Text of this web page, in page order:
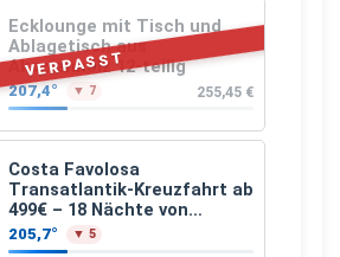
VERPASST
Ecklounge mit Tisch und
Ablagetisch aus
Akazienholz 12-teilig
207,4° ▼ 7 255,45 €
Costa Favolosa
Transatlantik-Kreuzfahrt ab
499€ – 18 Nächte von
Hamburg nach Guadeloupe
205,7° ▼ 5